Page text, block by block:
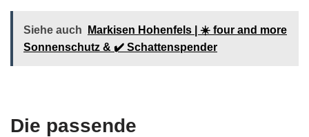
Siehe auch
Markisen Hohenfels | ☀️ four and more
Sonnenschutz & ✔️ Schattenspender
Die passende